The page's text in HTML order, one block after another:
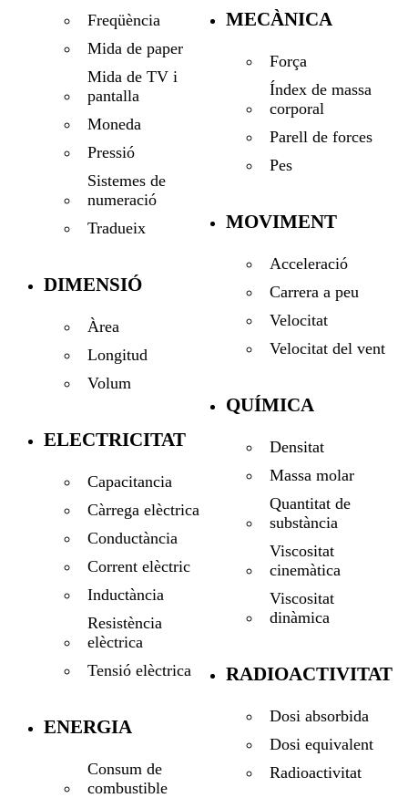
Freqüència
Mida de paper
Mida de TV i
pantalla
Moneda
Pressió
Sistemes de
numeració
Tradueix
DIMENSIÓ
Àrea
Longitud
Volum
ELECTRICITAT
Capacitancia
Càrrega elèctrica
Conductància
Corrent elèctric
Inductància
Resistència
elèctrica
Tensió elèctrica
ENERGIA
Consum de
combustible
MECÀNICA
Força
Índex de massa
corporal
Parell de forces
Pes
MOVIMENT
Acceleració
Carrera a peu
Velocitat
Velocitat del vent
QUÍMICA
Densitat
Massa molar
Quantitat de
substància
Viscositat
cinemàtica
Viscositat
dinàmica
RADIOACTIVITAT
Dosi absorbida
Dosi equivalent
Radioactivitat